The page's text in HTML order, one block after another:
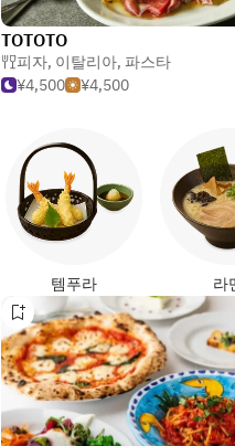
TOTOTO
피자, 이탈리아, 파스타
¥4,500
¥4,500
템푸라 라